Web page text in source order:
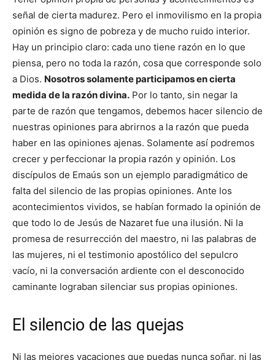
señal de cierta madurez. Pero el inmovilismo en la propia
opinión es signo de pobreza y de mucho ruido interior.
Hay un principio claro: cada uno tiene razón en lo que
piensa, pero no toda la razón, cosa que corresponde solo
a Dios. Nosotros solamente participamos en cierta
medida de la razón divina. Por lo tanto, sin negar la
parte de razón que tengamos, debemos hacer silencio de
nuestras opiniones para abrirnos a la razón que pueda
haber en las opiniones ajenas. Solamente así podremos
crecer y perfeccionar la propia razón y opinión. Los
discípulos de Emaús son un ejemplo paradigmático de
falta del silencio de las propias opiniones. Ante los
acontecimientos vividos, se habían formado la opinión de
que todo lo de Jesús de Nazaret fue una ilusión. Ni la
promesa de resurrección del maestro, ni las palabras de
las mujeres, ni el testimonio apostólico del sepulcro
vacío, ni la conversación ardiente con el desconocido
caminante lograban silenciar sus propias opiniones.
El silencio de las quejas
Ni las mejores vacaciones que puedas nunca soñar, ni las